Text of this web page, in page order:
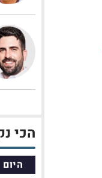
הכי
היום